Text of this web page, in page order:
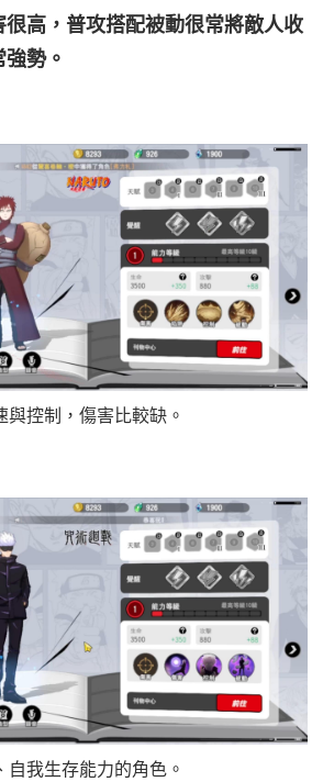
很高，普攻搭配被動很常將敵人收
勢。
控制，傷害比較缺。
自我生存能力的角色。